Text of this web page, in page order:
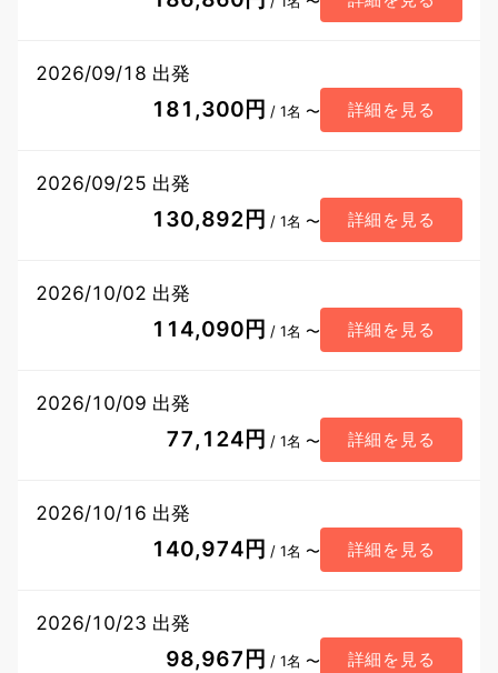
2026/09/18 出発
181,300円 / 1名 〜 詳細を見る
2026/09/25 出発
130,892円 / 1名 〜 詳細を見る
2026/10/02 出発
114,090円 / 1名 〜 詳細を見る
2026/10/09 出発
77,124円 / 1名 〜 詳細を見る
2026/10/16 出発
140,974円 / 1名 〜 詳細を見る
2026/10/23 出発
98,967円 / 1名 〜 詳細を見る